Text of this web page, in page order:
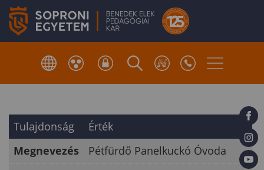
Tulajdonság
Érték
Megnevezés
Pétfürdő Panelkuckó Óvoda